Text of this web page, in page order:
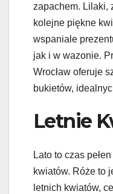
zapachem. Lilaki,
kolejne piękne
wspaniale
jak i w wazonie.
Wrocław oferuje
bukietów,
Letnie
Lato to czas
kwiatów. Róże to
letnich kwiatów,